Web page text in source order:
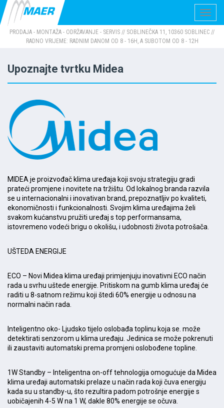
PRODAJA - MONTAŽA - ODRŽAVANJE - SERVIS // SOBLINEČKA 11, 10360 SOBLINEC //
RADNO VRIJEME: RADNIM DANOM OD 8 - 16H, A SUBOTOM OD 8 - 12H
Upoznajte tvrtku Midea
MIDEA je proizvođač klima uređaja koji svoju strategiju gradi
prateći promjene i novitete na tržištu. Od lokalnog branda razvila
se u internacionalni i inovativan brand, prepoznatljiv po kvaliteti,
ekonomičnosti i funkcionalnosti. Svojim klima uređajima želi
svakom kućanstvu pružiti uređaj s top performansama,
istovremeno vodeći brigu o okolišu, i udobnosti života potrošača.
UŠTEDA ENERGIJE
ECO – Novi Midea klima uređaji primjenjuju inovativni ECO način
rada u svrhu uštede energije. Pritiskom na gumb klima uređaj će
raditi u 8-satnom režimu koji štedi 60% energije u odnosu na
normalni način rada.
Inteligentno oko- Ljudsko tijelo oslobađa toplinu koja se. može
detektirati senzorom u klima uređaju. Jedinica se može pokrenuti
ili zaustaviti automatski prema promjeni oslobođene topline.
1W Standby – Inteligentna on-off tehnologija omogućuje da Midea
klima uređaji automatski prelaze u način rada koji čuva energiju
kada su u standby-u, što rezultira padom potrošnje energije s
uobičajenih 4-5 W na 1 W, dakle 80% energije se očuva.